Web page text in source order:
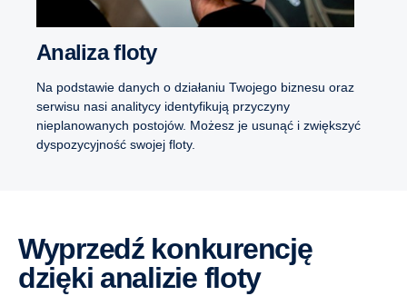
Analiza floty
Na podstawie danych o działaniu Twojego biznesu oraz
serwisu nasi analitycy identyfikują przyczyny
nieplanowanych postojów. Możesz je usunąć i zwiększyć
dyspozycyjność swojej floty.
Wyprzedź konkurencję
dzięki analizie floty